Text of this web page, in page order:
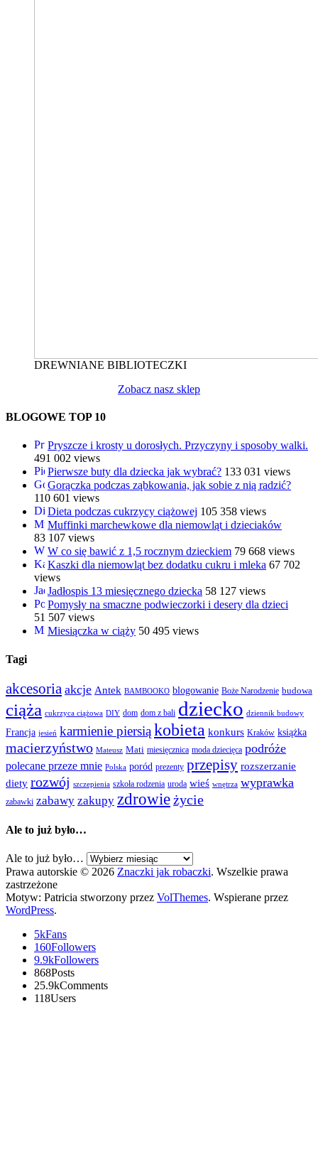
DREWNIANE BIBLIOTECZKI
Zobacz nasz sklep
BLOGOWE TOP 10
Pryszcze i krosty u dorosłych. Przyczyny i sposoby walki.
491 002 views
Pierwsze buty dla dziecka jak wybrać? 133 031 views
Gorączka podczas ząbkowania, jak sobie z nią radzić?
110 601 views
Dieta podczas cukrzycy ciążowej 105 358 views
Muffinki marchewkowe dla niemowląt i dzieciaków
83 107 views
W co się bawić z 1,5 rocznym dzieckiem 79 668 views
Kaszki dla niemowląt bez dodatku cukru i mleka 67 702
views
Jadłospis 13 miesięcznego dziecka 58 127 views
Pomysły na smaczne podwieczorki i desery dla dzieci
51 507 views
Miesiączka w ciąży 50 495 views
Tagi
akcesoria akcje Antek BAMBOOKO blogowanie Boże Narodzenie budowa
ciąża cukrzyca ciążowa DIY dom dom z bali dziecko dziennik budowy
Francja jesień karmienie piersiąkobieta konkurs Kraków książka
macierzyństwo Mateusz Mati miesięcznica moda dziecięca podróże
polecane przeze mnie Polska poród prezenty przepisy rozszerzanie
diety rozwój szczepienia szkoła rodzenia uroda wieś wnętrza wyprawka
zabawki zabawy zakupy zdrowieżycie
Ale to już było…
Ale to już było…
Prawa autorskie © 2026 Znaczki jak robaczki. Wszelkie prawa
zastrzeżone
Motyw: Patricia stworzony przez VolThemes. Wspierane przez
WordPress.
5kFans
160Followers
9.9kFollowers
868Posts
25.9kComments
118Users